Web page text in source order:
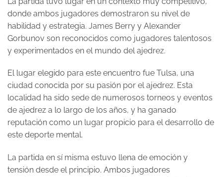
donde ambos jugadores demostraron su nivel de
habilidad y estrategia. James Berry y Alexander
Gorbunov son reconocidos como jugadores talentosos
y experimentados en el mundo del ajedrez.
El lugar elegido para este encuentro fue Tulsa, una
ciudad conocida por su pasión por el ajedrez. Esta
localidad ha sido sede de numerosos torneos y eventos
de ajedrez a lo largo de los años, y ha ganado
reputación como un lugar propicio para el desarrollo de
este deporte mental.
La partida en sí misma estuvo llena de emoción y
tensión desde el principio. Ambos jugadores